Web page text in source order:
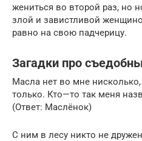
жениться во второй раз, но
злой и завистливой
равно на свою падчерицу.
Загадки про
Масла нет во мне
только. Кто—то так меня
(Ответ: Маслёнок)
С ним в лесу никто не